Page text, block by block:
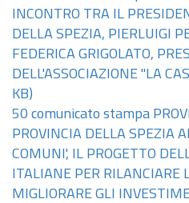
INCONTRO TRA IL
DELLA SPEZIA, PIERLUIGI
FEDERICA GRIGOLATO,
DELL'ASSOCIAZIONE "LA
KB)
50 comunicato stampa
PROVINCIA DELLA SPEZIA
COMUNI', IL PROGETTO
ITALIANE PER RILANCIARE
MIGLIORARE GLI